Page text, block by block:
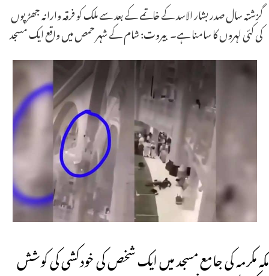
گزشتہ سال صدر بشار الاسد کے خاتمے کے بعد سے ملک کو فرقہ وارانہ جھڑپوں
کی کئی لہروں کا سامنا ہے۔ بیروت: شام کے شہر حمص میں واقع ایک مسجد
مکہ مکرمہ کی جامع مسجد میں ایک شخص کی خودکشی کی کوشش